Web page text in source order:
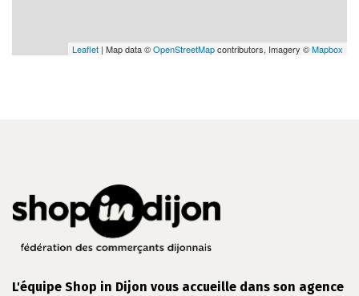
Leaflet | Map data ©OpenStreetMapcontributors, Imagery ©Mapbox
L'équipe Shop in Dijon vous accueille dans son agence